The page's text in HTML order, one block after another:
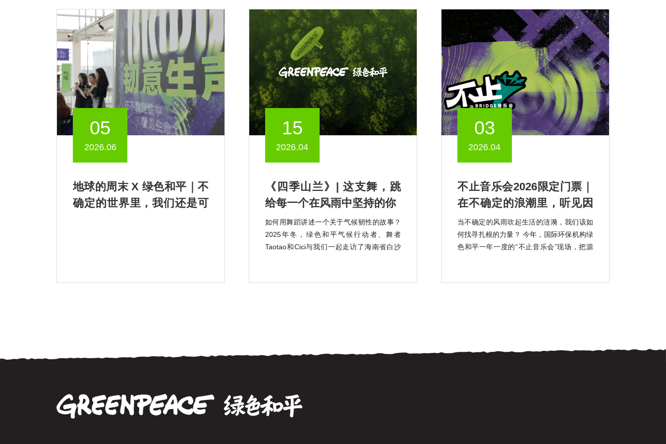
05
2026.06
地球的周末 X 绿色和平｜不
确定的世界里，我们还是可
15
2026.04
《四季山兰》| 这支舞，跳
给每一个在风雨中坚持的你
如何用舞蹈讲述一个关于气候韧性的故事？
2025年冬，绿色和平气候行动者、舞者
Taotao和Cici与我们一起走访了海南省白沙
瘠、颇具气候韧性的山地旱稻，其衍生的山
03
2026.04
不止音乐会2026限定门票｜
在不确定的浪潮里，听见因
勇气而起的韧性回响
当不确定的风雨吹起生活的涟漪，我们该如
何找寻扎根的力量？ 今年，国际环保机构绿
色和平一年一度的“不止音乐会”现场，把源
“不止”，取自Bridge的谐音。绿色和平以船